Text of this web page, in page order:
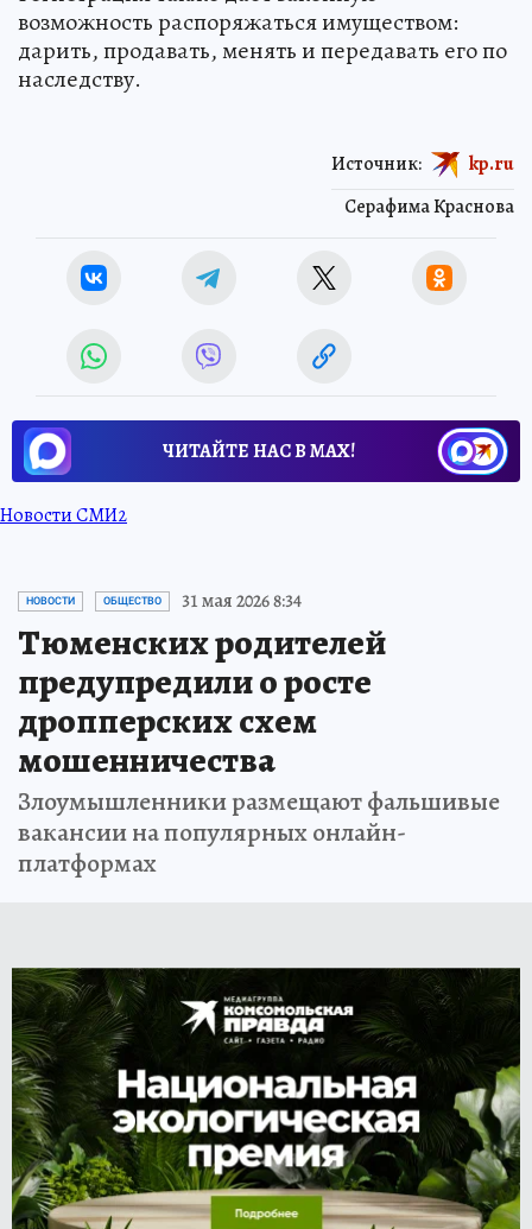
возможность распоряжаться имуществом:
дарить, продавать, менять и передавать его по
наследству.
Серафима Краснова
Источник: kp.ru
ЧИТАЙТЕ НАС В МАХ!
Новости СМИ2
НОВОСТИ ОБЩЕСТВО 31 мая 2026 8:34
Тюменских родителей
предупредили о росте
дропперских схем
мошенничества
Злоумышленники размещают фальшивые
вакансии на популярных онлайн-
платформах